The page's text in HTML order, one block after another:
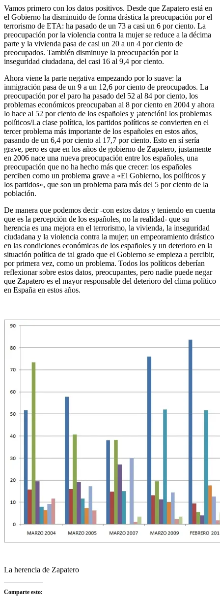
Vamos primero con los datos positivos. Desde que Zapatero está en
el Gobierno ha disminuido de forma drástica la preocupación por el
terrorismo de ETA: ha pasado de un 73 a casi un 6 por ciento. La
preocupación por la violencia contra la mujer se reduce a la décima
parte y la vivienda pasa de casi un 20 a un 4 por ciento de
preocupados. También disminuye la preocupación por la
inseguridad ciudadana, del casi 16 al 9,4 por ciento.
Ahora viene la parte negativa empezando por lo suave: la
inmigración pasa de un 9 a un 12,6 por ciento de preocupados. La
preocupación por el paro ha pasado del 52 al 84 por ciento, los
problemas económicos preocupaban al 8 por ciento en 2004 y ahora
lo hace al 52 por ciento de los españoles y ¡atención! los problemas
políticos/La clase política, los partidos políticos se convierten en el
tercer problema más importante de los españoles en estos años,
pasando de un 6,4 por ciento al 17,7 por ciento. Esto en sí sería
grave, pero es que en los años de gobierno de Zapatero, justamente
en 2006 nace una nueva preocupación entre los españoles, una
preocupación que no ha hecho más que crecer: los españoles
perciben como un problema grave a «El Gobierno, los políticos y
los partidos», que son un problema para más del 5 por ciento de la
población.
De manera que podemos decir -con estos datos y teniendo en cuenta
que es la percepción de los españoles, no la realidad- que su
herencia es una mejora en el terrorismo, la vivienda, la inseguridad
ciudadana y la violencia contra la mujer; un empeoramiento drástico
en las condiciones económicas de los españoles y un deterioro en la
situación política de tal grado que el Gobierno se empieza a percibir,
por primera vez, como un problema. Todos los políticos deberían
reflexionar sobre estos datos, preocupantes, pero nadie puede negar
que Zapatero es el mayor responsable del deterioro del clima político
en España en estos años.
La herencia de Zapatero
Comparte esto: